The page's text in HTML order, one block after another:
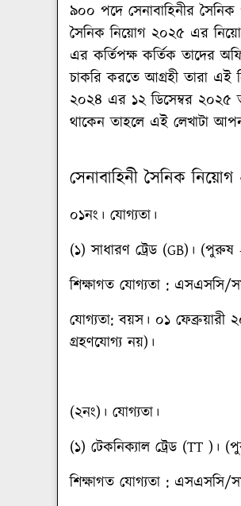
৯০০ পদে সেনাবাহিনীর
সৈনিক নিয়োগ ২০২৫ এর নিয়োগ
এর কর্তিপক্ষ কর্তিক তাদের
চাকরি করতে আগ্রহী তারা এই
২০২৪ এর ১২ ডিসেম্বর ২০২৫
থাকেন তাহলে এই লেখাটা
সেনাবাহিনী সৈনিক
০১নং। যোগ্যতা।
(১) সাধারণ ট্রেড (GB)। (পুরুষ
শিক্ষাগত যোগ্যতা : এসএসসি/
যোগ্যতা: বয়স। ০১ ফেব্রুয়ারী
গ্রহণযোগ্য নয়)।
(২নং)। যোগ্যতা।
(১) টেকনিক্যাল ট্রেড (TT )।
শিক্ষাগত যোগ্যতা : এসএসসি/